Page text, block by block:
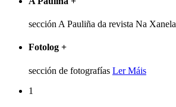
sección A Pauliña da revista Na Xanela
Fotolog +
sección de fotografías Ler Máis
1